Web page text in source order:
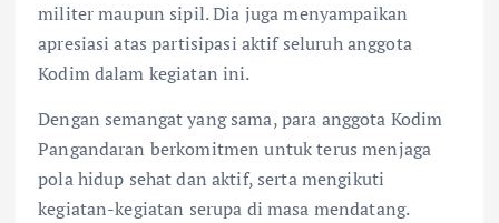
militer maupun sipil. Dia juga menyampaikan
apresiasi atas partisipasi aktif seluruh anggota
Kodim dalam kegiatan ini.
Dengan semangat yang sama, para anggota Kodim
Pangandaran berkomitmen untuk terus menjaga
pola hidup sehat dan aktif, serta mengikuti
kegiatan-kegiatan serupa di masa mendatang.